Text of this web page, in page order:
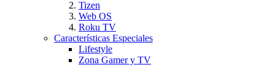
Tizen
Web OS
Roku TV
Características Especiales
Lifestyle
Zona Gamer y TV